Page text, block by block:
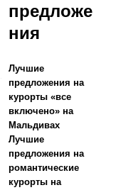
предложе
ния
Лучшие
предложения на
курорты «все
включено» на
Мальдивах
Лучшие
предложения на
романтические
курорты на